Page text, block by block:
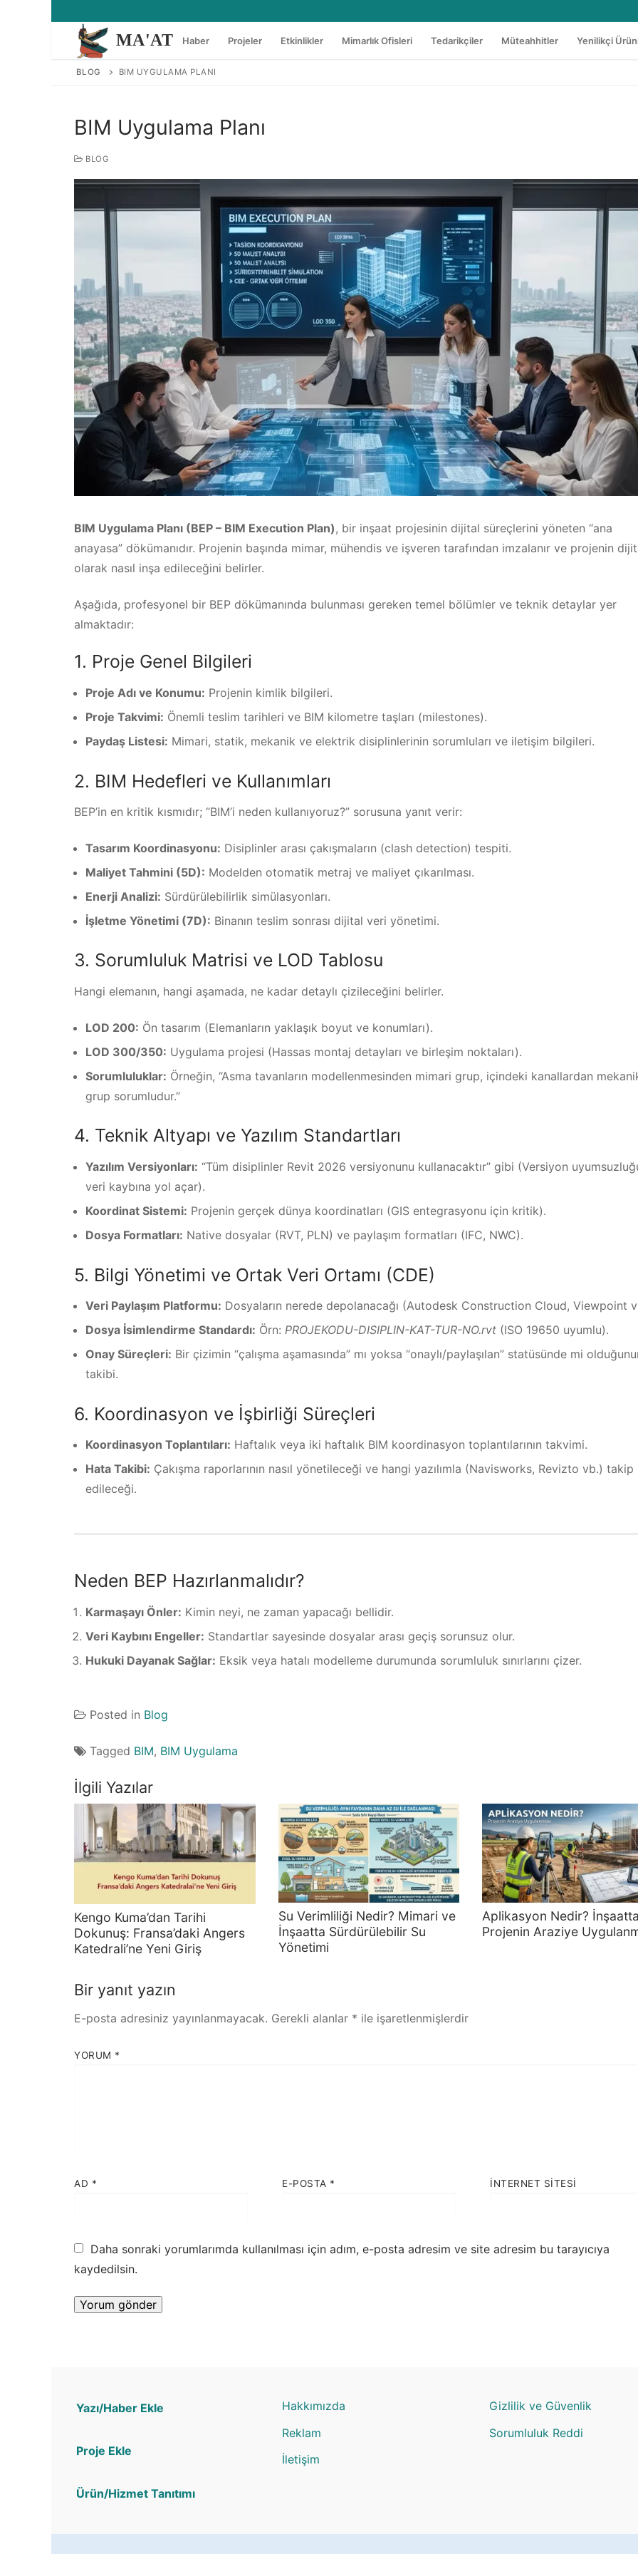
MA'AT Haber Projeler Etkinlikler Mimarlık Ofisleri Tedarikçiler Müteahhitler Yenilikçi
BLOG BIM UYGULAMA PLANI
BIM Uygulama Planı
BLOG
BIM Uygulama Planı (BEP – BIM Execution Plan), bir inşaat projesinin dijital süreçlerini yöneten “ana
anayasa” dökümanıdır. Projenin başında mimar, mühendis ve işveren tarafından imzalanır ve projenin
olarak nasıl inşa edileceğini belirler.
Aşağıda, profesyonel bir BEP dökümanında bulunması gereken temel bölümler ve teknik detaylar yer
almaktadır:
1. Proje Genel Bilgileri
Proje Adı ve Konumu: Projenin kimlik bilgileri.
Proje Takvimi: Önemli teslim tarihleri ve BIM kilometre taşları (milestones).
Paydaş Listesi: Mimari, statik, mekanik ve elektrik disiplinlerinin sorumluları ve iletişim bilgileri.
2. BIM Hedefleri ve Kullanımları
BEP’in en kritik kısmıdır; “BIM’i neden kullanıyoruz?” sorusuna yanıt verir:
Tasarım Koordinasyonu: Disiplinler arası çakışmaların (clash detection) tespiti.
Maliyet Tahmini (5D): Modelden otomatik metraj ve maliyet çıkarılması.
Enerji Analizi: Sürdürülebilirlik simülasyonları.
İşletme Yönetimi (7D): Binanın teslim sonrası dijital veri yönetimi.
3. Sorumluluk Matrisi ve LOD Tablosu
Hangi elemanın, hangi aşamada, ne kadar detaylı çizileceğini belirler.
LOD 200: Ön tasarım (Elemanların yaklaşık boyut ve konumları).
LOD 300/350: Uygulama projesi (Hassas montaj detayları ve birleşim noktaları).
Sorumluluklar: Örneğin, “Asma tavanların modellenmesinden mimari grup, içindeki kanallardan
grup sorumludur.”
4. Teknik Altyapı ve Yazılım Standartları
Yazılım Versiyonları: “Tüm disiplinler Revit 2026 versiyonunu kullanacaktır” gibi (Versiyon
veri kaybına yol açar).
Koordinat Sistemi: Projenin gerçek dünya koordinatları (GIS entegrasyonu için kritik).
Dosya Formatları: Native dosyalar (RVT, PLN) ve paylaşım formatları (IFC, NWC).
5. Bilgi Yönetimi ve Ortak Veri Ortamı (CDE)
Veri Paylaşım Platformu: Dosyaların nerede depolanacağı (Autodesk Construction Cloud, Viewpoint
Dosya İsimlendirme Standardı: Örn: PROJEKODU-DISIPLIN-KAT-TUR-NO.rvt (ISO 19650 uyumlu).
Onay Süreçleri: Bir çizimin “çalışma aşamasında” mı yoksa “onaylı/paylaşılan” statüsünde mi
takibi.
6. Koordinasyon ve İşbirliği Süreçleri
Koordinasyon Toplantıları: Haftalık veya iki haftalık BIM koordinasyon toplantılarının takvimi.
Hata Takibi: Çakışma raporlarının nasıl yönetileceği ve hangi yazılımla (Navisworks, Revizto vb.) takip
edileceği.
Neden BEP Hazırlanmalıdır?
Karmaşayı Önler: Kimin neyi, ne zaman yapacağı bellidir.
Veri Kaybını Engeller: Standartlar sayesinde dosyalar arası geçiş sorunsuz olur.
Hukuki Dayanak Sağlar: Eksik veya hatalı modelleme durumunda sorumluluk sınırlarını çizer.
Posted in Blog
Tagged BIM, BIM Uygulama
İlgili Yazılar
Kengo Kuma’dan Tarihi
Dokunuş: Fransa’daki Angers
Katedrali’ne Yeni Giriş
Su Verimliliği Nedir? Mimari ve
İnşaatta Sürdürülebilir Su
Yönetimi
Aplikasyon Nedir? İnşaatta
Projenin Araziye
Bir yanıt yazın
E-posta adresiniz yayınlanmayacak. Gerekli alanlar * ile işaretlenmişlerdir
YORUM *
AD * E-POSTA * İNTERNET SITESI
Daha sonraki yorumlarımda kullanılması için adım, e-posta adresim ve site adresim bu tarayıcıya
kaydedilsin.
Yazı/Haber Ekle
Proje Ekle
Ürün/Hizmet Tanıtımı
Hakkımızda
Reklam
İletişim
Gizlilik ve Güvenlik
Sorumluluk Reddi